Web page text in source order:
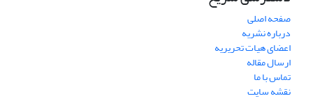
صفحه اصلی
درباره نشریه
اعضای هیات تحریریه
ارسال مقاله
تماس با ما
نقشه سایت